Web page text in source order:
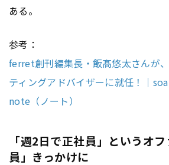
ある。
参考：
ferret創刊編集長・飯髙悠太さんが
ティングアドバイザーに就任！｜
note（ノート）
「週2日で正社員」というオ
員」きっかけに